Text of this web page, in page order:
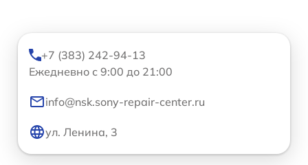
+7 (383) 242-94-13
Ежедневно с 9:00 до 21:00
info@nsk.sony-repair-center.ru
ул. Ленина, 3